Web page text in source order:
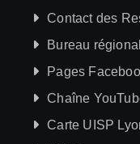
Contact des
Bureau régional
Pages
Chaîne
Carte UISP